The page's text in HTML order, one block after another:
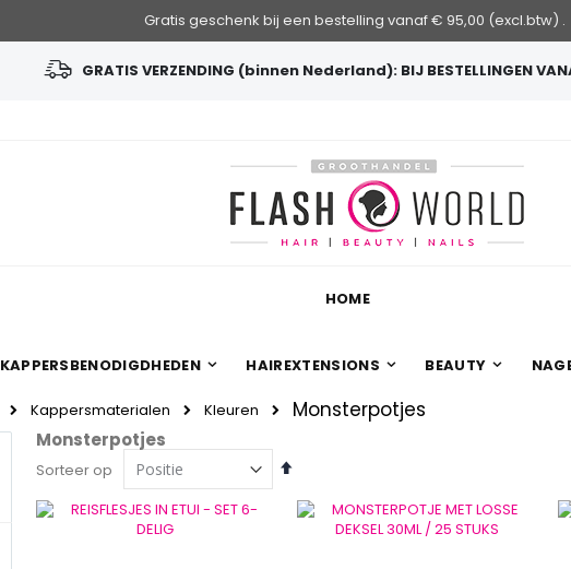
Gratis geschenk bij een bestelling vanaf € 95,00 (excl.btw) .
GRATIS VERZENDING (binnen Nederland): BIJ BESTELLINGEN
HOME
KAPPERSBENODIGDHEDEN HAIREXTENSIONS BEAUTY
Kappersmaterialen Kleuren Monsterpotjes
Monsterpotjes
Sorteer op
Van
naar
laag